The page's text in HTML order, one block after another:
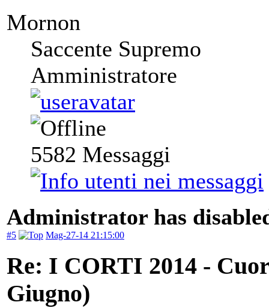
Mornon
Saccente Supremo
Amministratore
5582 Messaggi
Administrator has
#5 Mag-27-14 21:15:00
Re: I CORTI 2014 -
Giugno)